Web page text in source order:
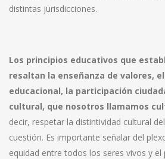
distintas jurisdicciones.
Los principios educativos que
resaltan la enseñanza de valores,
educacional, la participación
cultural, que nosotros llamamos
decir, respetar la distintividad cultural
cuestión. Es importante señalar del
equidad entre todos los seres vivos y el